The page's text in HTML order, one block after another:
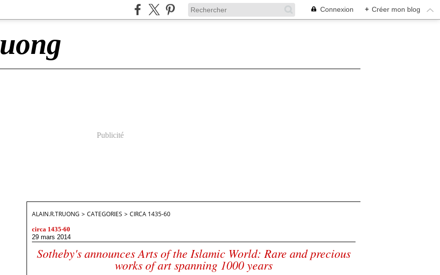
Connexion + Créer mon blog
Publicité
ALAIN.R.TRUONG > CATEGORIES > CIRCA 1435-60
circa 1435-60
29 mars 2014
Sotheby's announces Arts of the Islamic World: Rare and precious
works of art spanning 1000 years